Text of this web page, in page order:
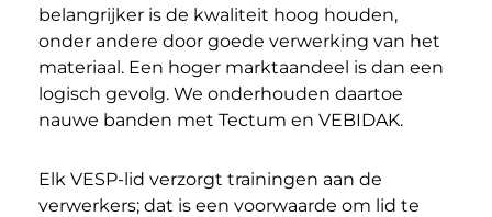
belangrijker is de kwaliteit hoog houden,
onder andere door goede verwerking van het
materiaal. Een hoger marktaandeel is dan een
logisch gevolg. We onderhouden daartoe
nauwe banden met Tectum en VEBIDAK.
Elk VESP-lid verzorgt trainingen aan de
verwerkers; dat is een voorwaarde om lid te